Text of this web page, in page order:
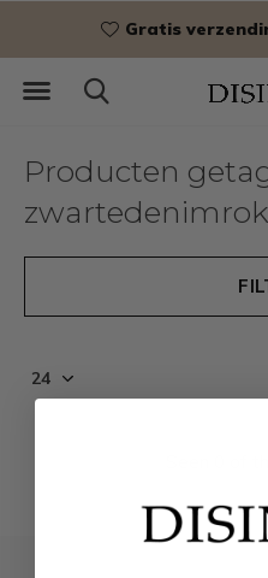
Gratis
Producten
zwartedenimrok